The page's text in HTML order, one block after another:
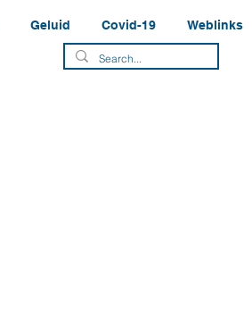
Geluid Covid-19 Weblinks